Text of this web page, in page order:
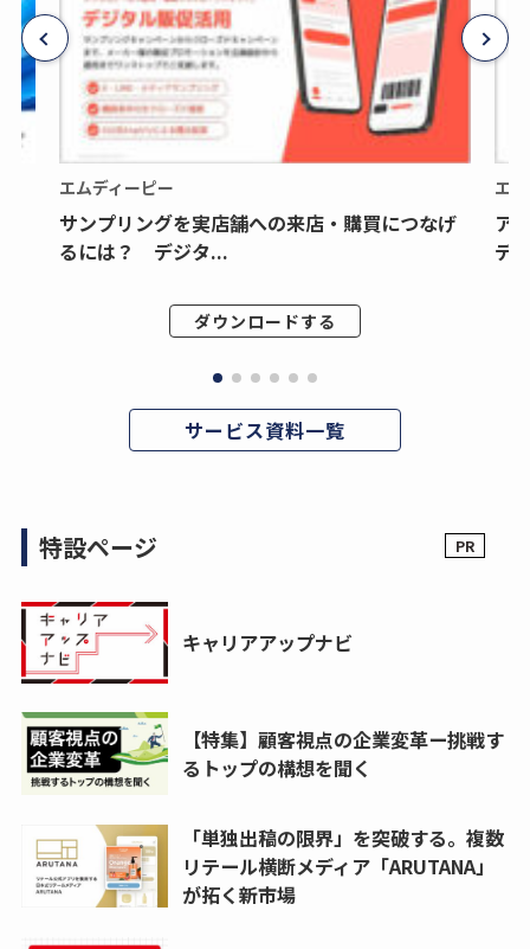
エムディーピー
サンプリングを実店舗への来店・購買につなげ
るには？ デジタ...
ダウンロードする
エ
ア
デ
サービス資料一覧
特設ページ
キャリアアップナビ
【特集】顧客視点の企業変革ー挑戦す
るトップの構想を聞く
「単独出稿の限界」を突破する。複数
リテール横断メディア「ARUTANA」
が拓く新市場